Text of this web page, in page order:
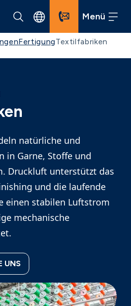
Menü
FertigungTextilfabriken
natürliche und
in Garne, Stoffe und
Druckluft unterstützt das
und die laufende
einen stabilen Luftstrom
mechanische
UNS